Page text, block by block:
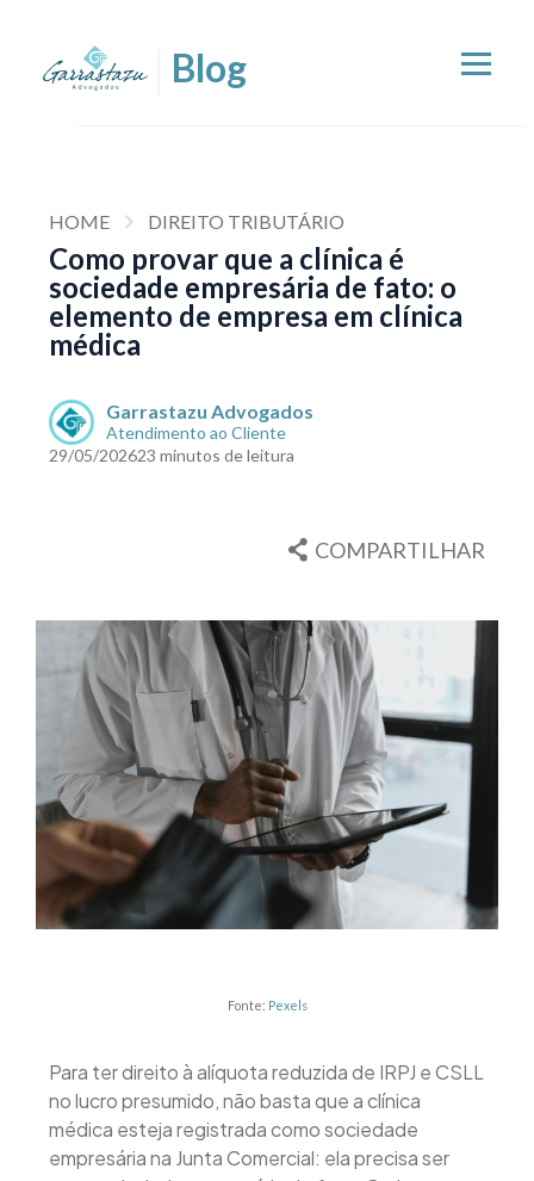
HOME DIREITO TRIBUTÁRIO
Como provar que a clínica é
sociedade empresária de fato: o
elemento de empresa em clínica
médica
Garrastazu Advogados
Atendimento ao Cliente
29/05/202623 minutos de leitura
COMPARTILHAR
Fonte: Pexels
Para ter direito à alíquota reduzida de IRPJ e CSLL
no lucro presumido, não basta que a clínica
médica esteja registrada como sociedade
empresária na Junta Comercial: ela precisa ser